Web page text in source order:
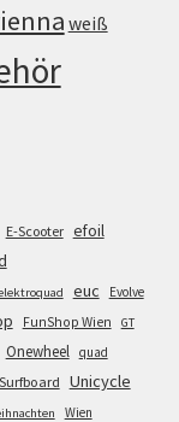
weiß
E-Scooter efoil
euc
Evolve
FunShop Wien GT
Onewheel quad
Surfboard Unicycle
Wien